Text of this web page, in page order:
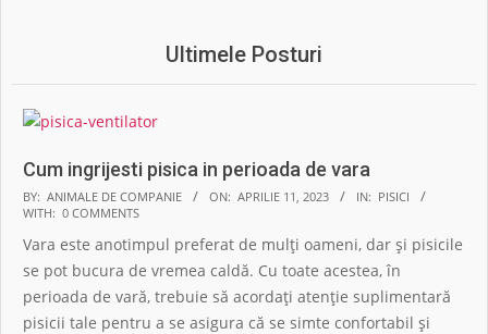
Ultimele Posturi
Cum ingrijesti pisica in perioada de vara
2023-
04-
11
BY: ANIMALE DE COMPANIE ON: APRILIE 11, 2023 IN: PISICI
WITH: 0 COMMENTS
Vara este anotimpul preferat de mulți oameni, dar și pisicile
se pot bucura de vremea caldă. Cu toate acestea, în
perioada de vară, trebuie să acordați atenție suplimentară
pisicii tale pentru a se asigura că se simte confortabil și